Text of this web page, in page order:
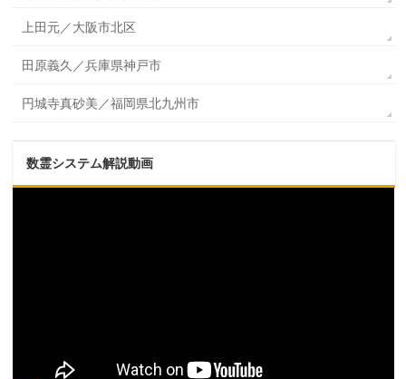
上田元／大阪市北区
田原義久／兵庫県神戸市
円城寺真砂美／福岡県北九州市
数霊システム解説動画